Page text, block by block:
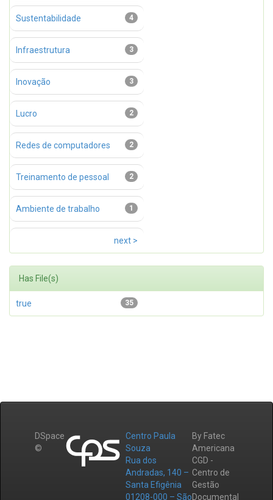
4
Sustentabilidade
3
Infraestrutura
3
Inovação
2
Lucro
2
Redes de computadores
2
Treinamento de pessoal
1
Ambiente de trabalho
next >
Has File(s)
35
true
DSpace
©
Centro Paula
Souza
Rua dos
Andradas, 140 –
Santa Efigênia
01208-000 – São
By Fatec
Americana
CGD -
Centro de
Gestão
Documental